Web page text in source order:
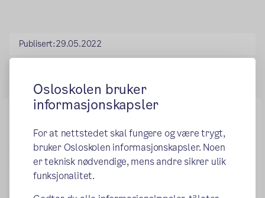
Osloskolen bruker
informasjonskapsler
For at nettstedet skal fungere og være trygt,
bruker Osloskolen informasjonskapsler. Noen
er teknisk nødvendige, mens andre sikrer ulik
funksjonalitet.
Publisert:29.05.2022
1. De farlige konspirasjonsteoriene
2. Hvordan diskutere med en
konspirasjonsteoretiker
3. Nekrolog over Hitler